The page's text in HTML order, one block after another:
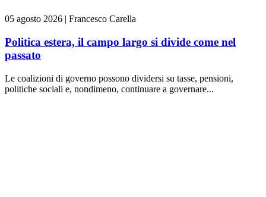
05 agosto 2026 | Francesco Carella
Politica estera, il campo largo si divide come nel
passato
Le coalizioni di governo possono dividersi su tasse, pensioni,
politiche sociali e, nondimeno, continuare a governare...